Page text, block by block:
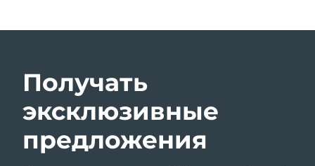
Получать
эксклюзивные
предложения